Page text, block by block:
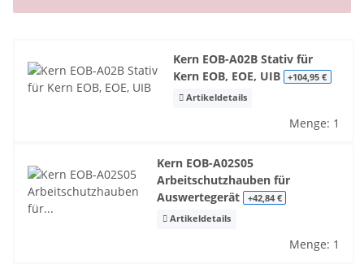
x
Kern EOB-A02B Stativ für
Kern EOB, EOE, UIB +104,95 €
Artikeldetails
Menge: 1
Kern EOB-A02S05
Arbeitschutzhauben für
Auswertegerät +42,84 €
Artikeldetails
Menge: 1